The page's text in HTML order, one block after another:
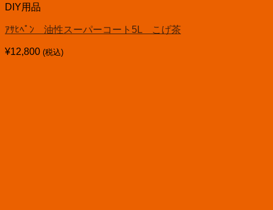
DIY用品
ｱｻﾋﾍﾟﾝ 油性スーパーコート5L こげ茶
¥12,800 (税込)